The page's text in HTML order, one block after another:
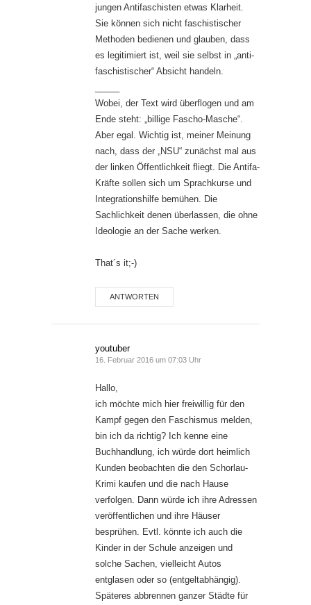
jungen Antifaschisten etwas Klarheit.
Sie können sich nicht faschistischer
Methoden bedienen und glauben, dass
es legitimiert ist, weil sie selbst in „anti-
faschistischer“ Absicht handeln.
Wobei, der Text wird überflogen und am
Ende steht: „billige Fascho-Masche“.
Aber egal. Wichtig ist, meiner Meinung
nach, dass der „NSU“ zunächst mal aus
der linken Öffentlichkeit fliegt. Die Antifa-
Kräfte sollen sich um Sprachkurse und
Integrationshilfe bemühen. Die
Sachlichkeit denen überlassen, die ohne
Ideologie an der Sache werken.
That´s it;-)
ANTWORTEN
youtuber
16. Februar 2016 um 07:03 Uhr
Hallo,
ich möchte mich hier freiwillig für den
Kampf gegen den Faschismus melden,
bin ich da richtig? Ich kenne eine
Buchhandlung, ich würde dort heimlich
Kunden beobachten die den Schorlau-
Krimi kaufen und die nach Hause
verfolgen. Dann würde ich ihre Adressen
veröffentlichen und ihre Häuser
besprühen. Evtl. könnte ich auch die
Kinder in der Schule anzeigen und
solche Sachen, vielleicht Autos
entglasen oder so (entgeltabhängig).
Späteres abbrennen ganzer Städte für